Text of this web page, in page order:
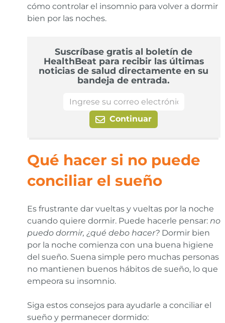
cómo controlar el insomnio para volver a dormir
bien por las noches.
Suscríbase gratis al boletín de
HealthBeat para recibir las últimas
noticias de salud directamente en su
bandeja de entrada.
Continuar
Qué hacer si no puede
conciliar el sueño
Es frustrante dar vueltas y vueltas por la noche
cuando quiere dormir. Puede hacerle pensar: no
puedo dormir, ¿qué debo hacer?Dormir bien
por la noche comienza con una buena higiene
del sueño. Suena simple pero muchas personas
no mantienen buenos hábitos de sueño, lo que
empeora su insomnio.
Siga estos consejos para ayudarle a conciliar el
sueño y permanecer dormido: